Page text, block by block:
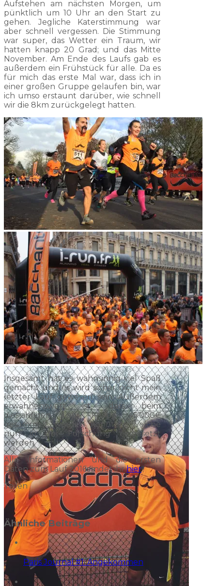
Aufstehen am nächsten Morgen, um
pünktlich um 10 Uhr an den Start zu
gehen. Jegliche Katerstimmung war
aber schnell vergessen. Die Stimmung
war super, das Wetter ein Traum, wir
hatten knapp 20 Grad; und das Mitte
November. Am Ende des Laufs gab es
außerdem ein Frühstück für alle. Da es
für mich das erste Mal war, dass ich in
einer großen Gruppe gelaufen bin, war
ich umso erstaunt darüber, wie schnell
wir die 8km zurückgelegt hatten.
Insgesamt hat es wahnsinnig viel Spaß
gemacht und es wird sicher nicht mein
letzter Lauf gewesen sein. Außerdem
erwähnenswert ist, dass beim
diesjährigen Lauf knapp 45.000€
gesammelt werden konnten, welche
nun in der Forschung eingesetzt
werden.
Alle Informationen und die ersten
Daten zum Lauf 2016 findet ihrhier!!
Teilen
Ähnliche Beiträge
Paris Journal #1: Angekommen